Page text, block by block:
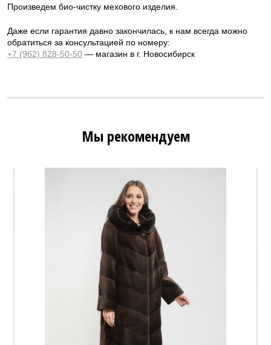
Произведем био-чистку мехового изделия.
Даже если гарантия давно закончилась, к нам всегда можно
обратиться за консультацией по номеру:
+7 (962) 828-50-50 — магазин в г. Новосибирск
Мы рекомендуем